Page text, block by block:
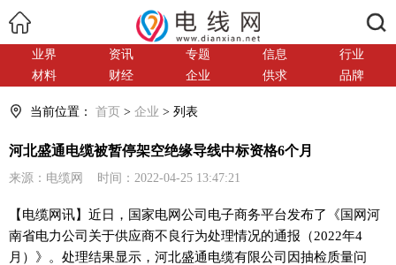
业界 资讯 专题 信息
行业
材料
财经 企业 供求 品牌
当前位置： 首页 > 企业 > 列表
河北盛通电缆被暂停架空绝缘导线中标资格6个月
来源：电缆网 时间：2022-04-25 13:47:21
【电缆网讯】近日，国家电网公司电子商务平台发布了《国网河
南省电力公司关于供应商不良行为处理情况的通报（2022年4
月）》。处理结果显示，河北盛通电缆有限公司因抽检质量问